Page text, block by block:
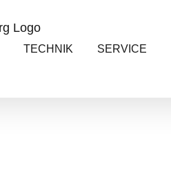
TECHNIK SERVICE